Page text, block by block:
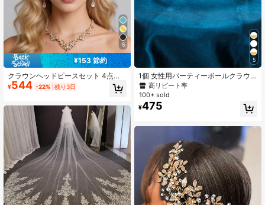
4.92 1K フォロワー
4.92 1K フォロワー
5
¥153 節約
クラウンヘッドピースセット 4点、
エレガントなクリスタル クイーンク
ラウン ネックレス ピアス ブライダ
¥544 -22% 残り3日
5
1個 女性用パーティーボールクラウ
ン 誕生日パーティー 大人用ウェディ
ング写真撮影 合金ラインストーン ブ
ライダルティアラ ヘアバンド、亜鉛
合金ヘアバンド キラキラ文字入り 目
み 輝きと透明感、花嫁のクラウン ウ
高リピート率
100+ sold
¥475